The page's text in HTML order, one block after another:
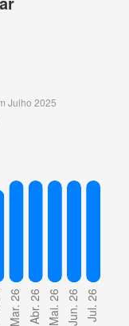
Julho 2025